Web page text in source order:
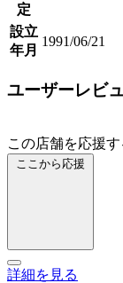
定
設立
年月
1991/06/21
ユーザーレビ
この店舗を応援す
ここから応援
詳細を見る